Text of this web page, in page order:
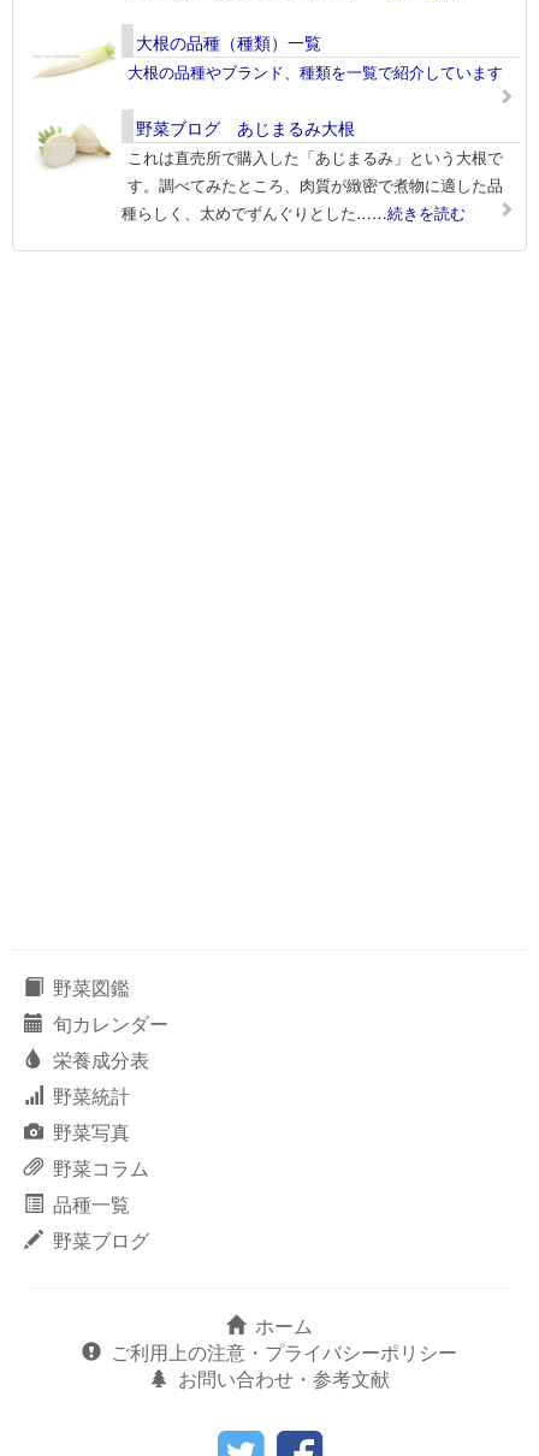
大根の品種（種類）一覧
大根の品種やブランド、種類を一覧で紹介しています
野菜ブログ あじまるみ大根
これは直売所で購入した「あじまるみ」という大根で
す。調べてみたところ、肉質が緻密で煮物に適した品
種らしく、太めでずんぐりとした……続きを読む
野菜図鑑
旬カレンダー
栄養成分表
野菜統計
野菜写真
野菜コラム
品種一覧
野菜ブログ
ホーム
ご利用上の注意・プライバシーポリシー
お問い合わせ・参考文献